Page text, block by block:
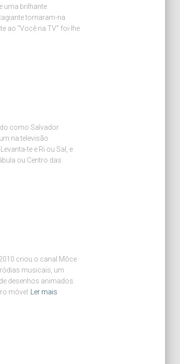
uma brilhante
tornaram-na
ao “Você na TV” foi-lhe
como Salvador
na televisão
te e Ri ou Sal, e
ou Centro das
criou o canal Môce
musicais, um
desenhos animados.
móvel
Ler mais